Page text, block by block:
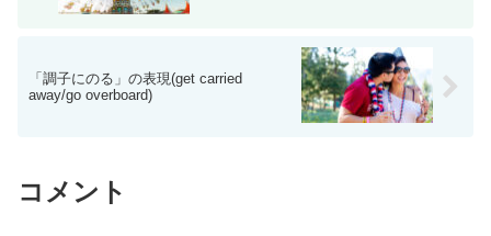
「調子にのる」の表現(get carried
away/go overboard)
コメント